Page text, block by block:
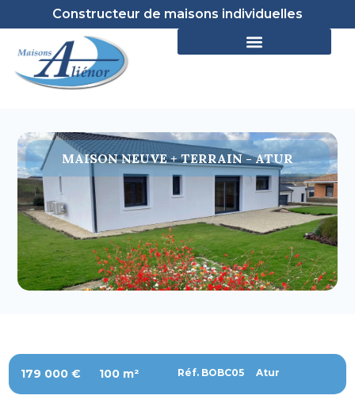
Constructeur de maisons individuelles
MAISON NEUVE + TERRAIN - ATUR
179 000 € 100 m² Réf. BOBC05 Atur